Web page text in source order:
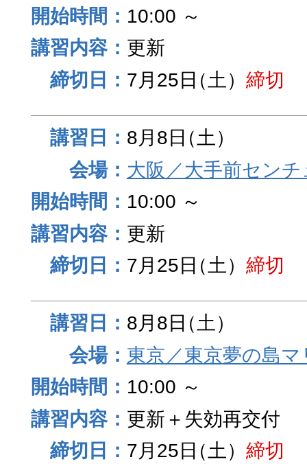
10:00 ～
更新
7月25日（土） 締切
8月8日（土）
大阪／大手前セン
10:00 ～
更新
7月25日（土） 締切
8月8日（土）
東京／東京夢の島マ
10:00 ～
更新＋失効再交付
7月25日（土） 締切